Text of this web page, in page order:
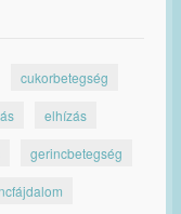
cukorbetegség
elhízás
gerincbetegség